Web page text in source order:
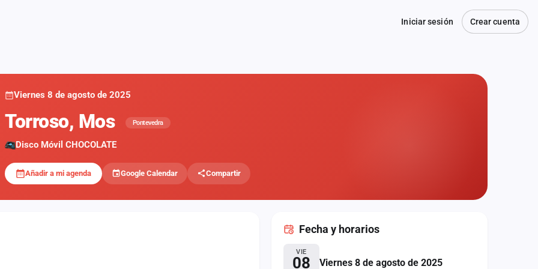
Iniciar sesión Crear cuenta
Viernes 8 de agosto de 2025
Torroso, Mos Pontevedra
Disco Móvil CHOCOLATE
Añadir a mi agenda Google Calendar Compartir
Fecha y horarios
VIE
08 Viernes 8 de agosto de 2025